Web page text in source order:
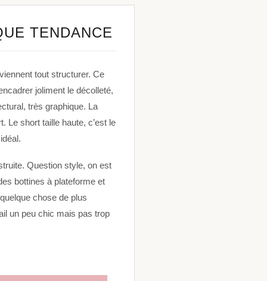
TENDANCE
tout structurer. Ce
joliment le décolleté,
très graphique. La
Le short taille haute, c’est le
Question style, on est
bottines à plateforme et
chose de plus
un peu chic mais pas trop